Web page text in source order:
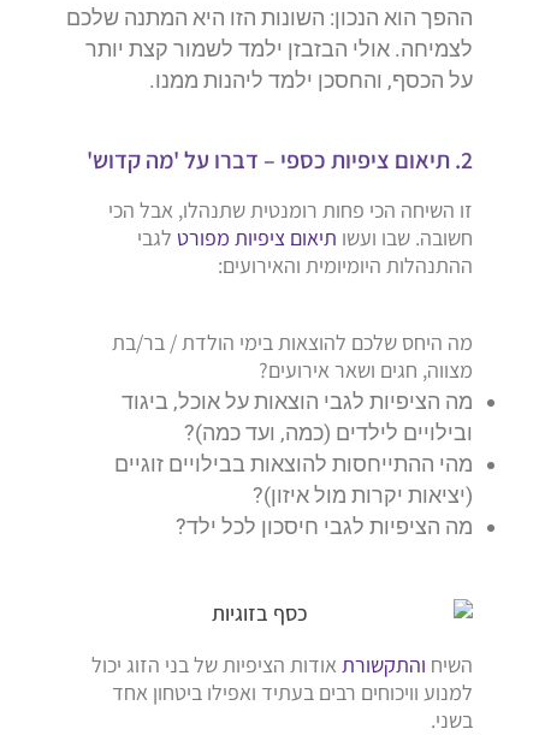
ההפך הוא הנכון: השונות הזו היא המתנה שלכם
לצמיחה. אולי הבזבזן ילמד לשמור קצת יותר
על הכסף, והחסכן ילמד ליהנות ממנו.
2. תיאום ציפיות כספי – דברו על 'מה קדוש'
זו השיחה הכי פחות רומנטית שתנהלו, אבל הכי
חשובה. שבו ועשו תיאום ציפיות מפורט לגבי
ההתנהלות היומיומית והאירועים:
מה היחס שלכם להוצאות בימי הולדת / בר/בת
מצווה, חגים ושאר אירועים?
מה הציפיות לגבי הוצאות על אוכל, ביגוד
ובילויים לילדים (כמה, ועד כמה)?
מהי ההתייחסות להוצאות בבילויים זוגיים
(יציאות יקרות מול איזון)?
מה הציפיות לגבי חיסכון לכל ילד?
השיח והתקשורתאודות הציפיות של בני הזוג יכול
למנוע וויכוחים רבים בעתיד ואפילו ביטחון אחד
בשני.